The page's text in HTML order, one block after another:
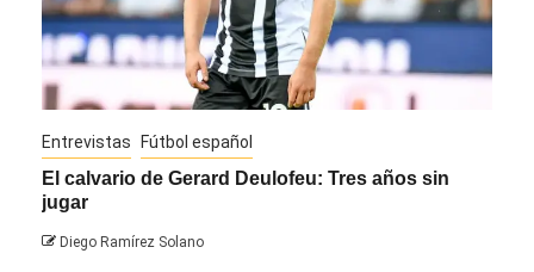
Entrevistas Fútbol español
El calvario de Gerard Deulofeu: Tres años sin
jugar
Diego Ramírez Solano